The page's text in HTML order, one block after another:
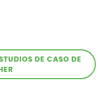
DE CASO DE